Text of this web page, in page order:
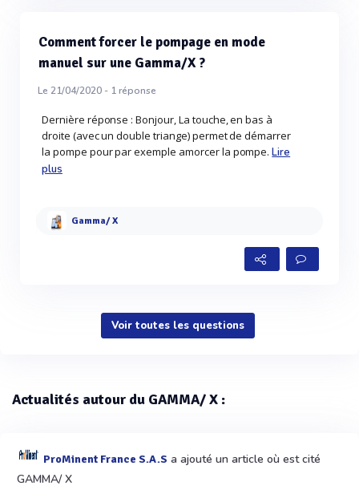
Comment forcer le pompage en mode
manuel sur une Gamma/X ?
Le 21/04/2020 - 1réponse
Dernière réponse : Bonjour, La touche, en bas à
droite (avec un double triange) permet de démarrer
la pompe pour par exemple amorcer la pompe.Lire
plus
Gamma/ X
Voir toutes les questions
Actualités autour du GAMMA/ X :
ProMinent France S.A.S a ajouté un article où est cité
GAMMA/ X